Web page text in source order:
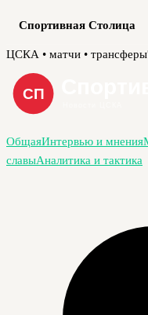
Спортивная Столица
Перейти
содержимому
ЦСКА • матчи • трансферы
ОбщаяИнтервью и мнения
славыАналитика и тактика